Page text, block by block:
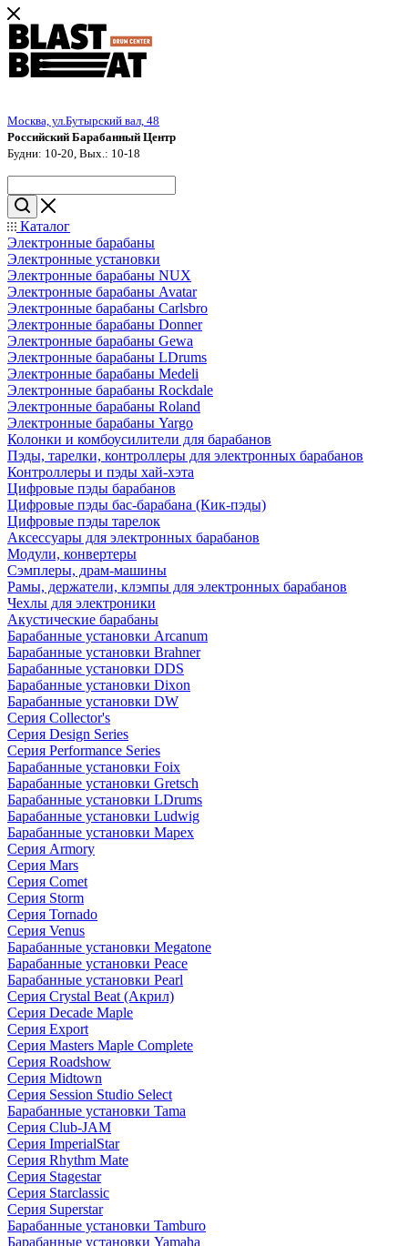
Москва, ул.Бутырский вал, 48
Российский Барабанный Центр
Будни: 10-20, Вых.: 10-18
Каталог
Электронные барабаны
Электронные установки
Электронные барабаны NUX
Электронные барабаны Avatar
Электронные барабаны Carlsbro
Электронные барабаны Donner
Электронные барабаны Gewa
Электронные барабаны LDrums
Электронные барабаны Medeli
Электронные барабаны Rockdale
Электронные барабаны Roland
Электронные барабаны Yargo
Колонки и комбоусилители для барабанов
Пэды, тарелки, контроллеры для электронных барабанов
Контроллеры и пэды хай-хэта
Цифровые пэды барабанов
Цифровые пэды бас-барабана (Кик-пэды)
Цифровые пэды тарелок
Аксессуары для электронных барабанов
Модули, конвертеры
Сэмплеры, драм-машины
Рамы, держатели, клэмпы для электронных барабанов
Чехлы для электроники
Акустические барабаны
Барабанные установки Arcanum
Барабанные установки Brahner
Барабанные установки DDS
Барабанные установки Dixon
Барабанные установки DW
Серия Collector's
Серия Design Series
Серия Performance Series
Барабанные установки Foix
Барабанные установки Gretsch
Барабанные установки LDrums
Барабанные установки Ludwig
Барабанные установки Mapex
Серия Armory
Серия Mars
Серия Comet
Серия Storm
Серия Tornado
Серия Venus
Барабанные установки Megatone
Барабанные установки Peace
Барабанные установки Pearl
Серия Crystal Beat (Акрил)
Серия Decade Maple
Серия Export
Серия Masters Maple Complete
Серия Roadshow
Серия Midtown
Серия Session Studio Select
Барабанные установки Tama
Серия Club-JAM
Серия ImperialStar
Серия Rhythm Mate
Серия Stagestar
Серия Starclassic
Серия Superstar
Барабанные установки Tamburo
Барабанные установки Yamaha